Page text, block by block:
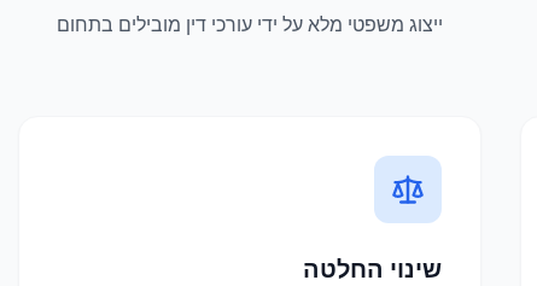
ייצוג משפטי מלא על ידי עורכי דין מובילים בתחום
שינוי החלטה